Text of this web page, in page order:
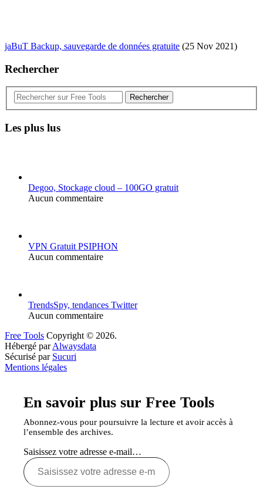
jaBuT Backup, sauvegarde de données gratuite (25 Nov 2021)
Rechercher
Rechercher
Les plus lus
Degoo, Stockage cloud – 100GO gratuit
Aucun commentaire
VPN Gratuit PSIPHON
Aucun commentaire
TrendsSpy, tendances Twitter
Aucun commentaire
Free Tools Copyright © 2026.
Hébergé parAlwaysdata
Sécurisé par Sucuri
Mentions légales
En savoir plus sur Free Tools
Abonnez-vous pour poursuivre la lecture et avoir accès à
l’ensemble des archives.
Saisissez votre adresse e-mail…